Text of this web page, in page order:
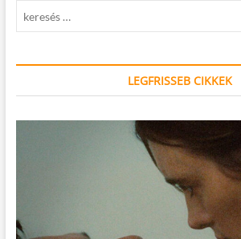
LEGFRISSEB CIKKEK